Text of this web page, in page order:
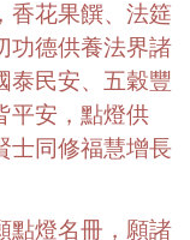
香花果饌、法筵
功德供養法界諸
泰民安、五穀豐
平安，點燈供
士同修福慧增長
點燈名冊，願諸